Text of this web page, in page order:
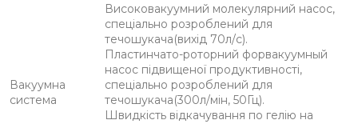
Вакуумна
система
Високовакуумний молекулярний насос,
спеціально розроблений для
течошукача(вихід 70л/с).
Пластинчато-роторний форвакуумный
насос підвищеної продуктивності,
спеціально розроблений для
течошукача(300л/мін, 50Гц).
Швидкість відкачування по гелію на